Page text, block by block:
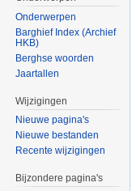
Onderwerpen
Barghief Index (Archief
HKB)
Berghse woorden
Jaartallen
Wijzigingen
Nieuwe pagina's
Nieuwe bestanden
Recente wijzigingen
Bijzondere pagina's